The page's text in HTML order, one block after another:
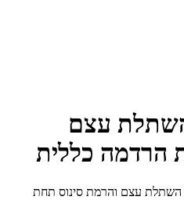
עצם
הרדמה כללית
השתלת עצם והרמת סינוס תחת